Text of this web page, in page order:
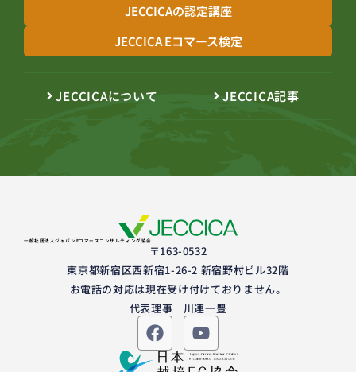
JECCICAの認定講座
JECCICA Eコマース検定
JECCICAについて JECCICA記事
一般社団法人ジャパンEコマースコンサルティング協会
〒163-0532
東京都新宿区西新宿1-26-2 新宿野村ビル32階
お電話の対応は現在受け付けておりません。
代表理事 川連一豊